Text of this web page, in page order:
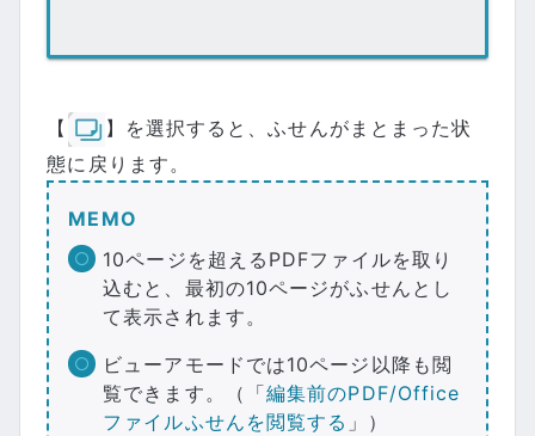
【
】を選択すると、ふせんがまとまった状
態に戻ります。
MEMO
10ページを超えるPDFファイルを取り
込むと、最初の10ページがふせんとし
て表示されます。
ビューアモードでは10ページ以降も閲
覧できます。（「編集前のPDF/Office
ファイルふせんを閲覧する 」）